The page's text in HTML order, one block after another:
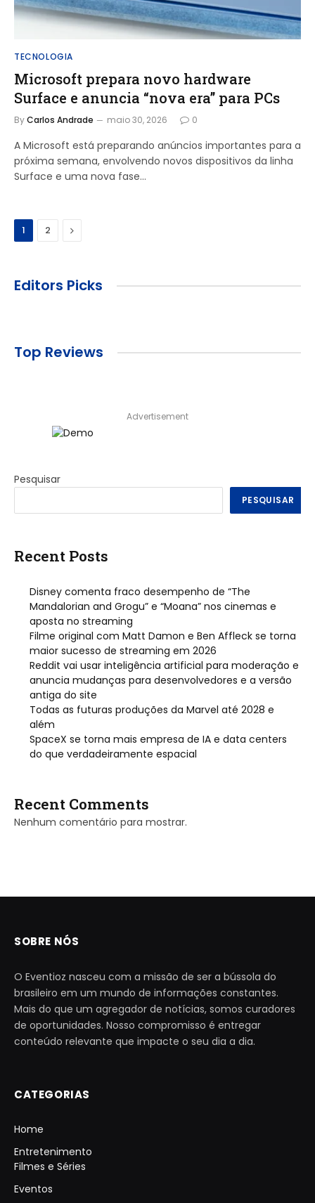
TECNOLOGIA
Microsoft prepara novo hardware
Surface e anuncia “nova era” para PCs
ByCarlos Andrade maio 30, 2026 0
A Microsoft está preparando anúncios importantes para a
próxima semana, envolvendo novos dispositivos da linha
Surface e uma nova fase…
1 2 Next
Editors Picks
Top Reviews
Advertisement
Pesquisar
PESQUISAR
Recent Posts
Disney comenta fraco desempenho de “The
Mandalorian and Grogu” e “Moana” nos cinemas e
aposta no streaming
Filme original com Matt Damon e Ben Affleck se torna
maior sucesso de streaming em 2026
Reddit vai usar inteligência artificial para moderação e
anuncia mudanças para desenvolvedores e a versão
antiga do site
Todas as futuras produções da Marvel até 2028 e
além
SpaceX se torna mais empresa de IA e data centers
do que verdadeiramente espacial
Recent Comments
Nenhum comentário para mostrar.
SOBRE NÓS
O Eventioz nasceu com a missão de ser a bússola do
brasileiro em um mundo de informações constantes.
Mais do que um agregador de notícias, somos curadores
de oportunidades. Nosso compromisso é entregar
conteúdo relevante que impacte o seu dia a dia.
CATEGORIAS
Home
Entretenimento
Filmes e Séries
Eventos